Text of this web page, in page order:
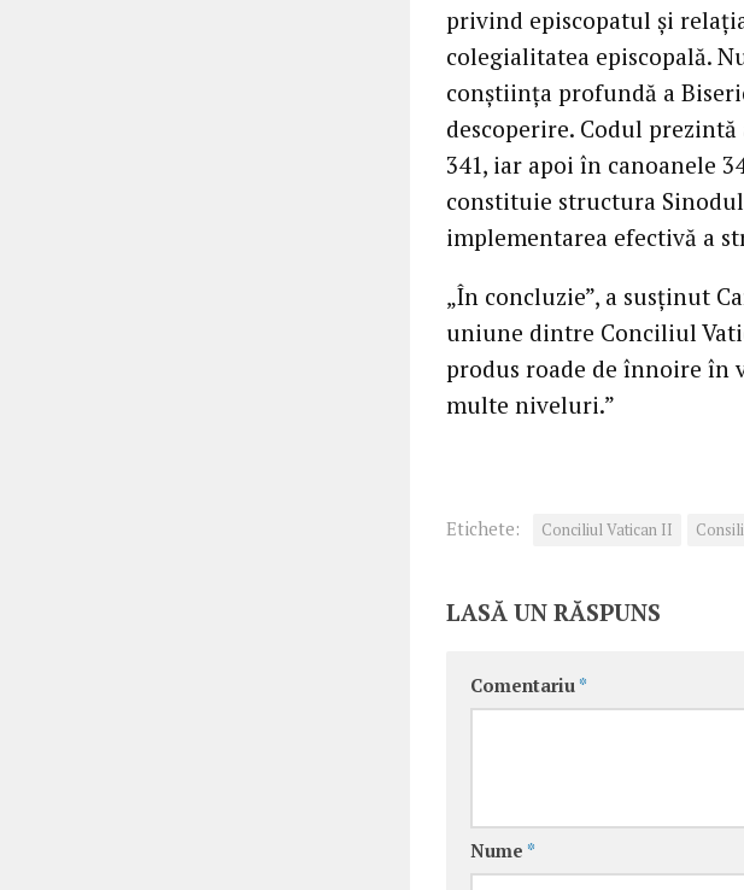
privind episcopatul şi
colegialitatea episcopală.
conştiinţa profundă a
descoperire. Codul
341, iar apoi în canoanele
constituie structura
implementarea efectivă a
„În concluzie”, a susţinut
uniune dintre Conciliul
produs roade de înnoire în
multe niveluri.”
Etichete: Conciliul Vatican II
LASĂ UN RĂSPUNS
Comentariu *
Nume *